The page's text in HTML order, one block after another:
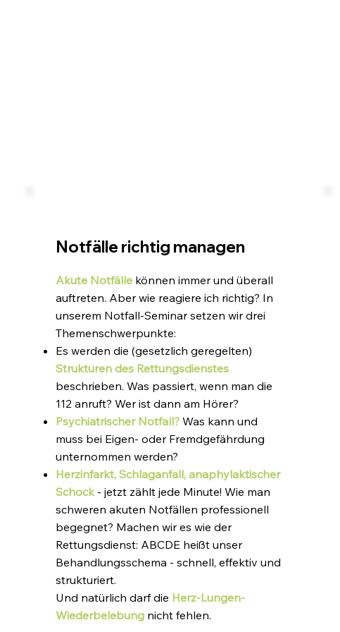
Notfälle richtig managen
Akute Notfälle können immer und überall
auftreten. Aber wie reagiere ich richtig? In
unserem Notfall-Seminar setzen wir drei
Themenschwerpunkte:
Es werden die (gesetzlich geregelten)
Strukturen des Rettungsdienstes
beschrieben. Was passiert, wenn man die
112 anruft? Wer ist dann am Hörer?
Psychiatrischer Notfall?Was kann und
muss bei Eigen- oder Fremdgefährdung
unternommen werden?
Herzinfarkt, Schlaganfall, anaphylaktischer
Schock- jetzt zählt jede Minute! Wie man
schweren akuten Notfällen professionell
begegnet? Machen wir es wie der
Rettungsdienst: ABCDE heißt unser
Behandlungsschema - schnell, effektiv und
strukturiert.
Und natürlich darf die Herz-Lungen-
Wiederbelebung nicht fehlen.